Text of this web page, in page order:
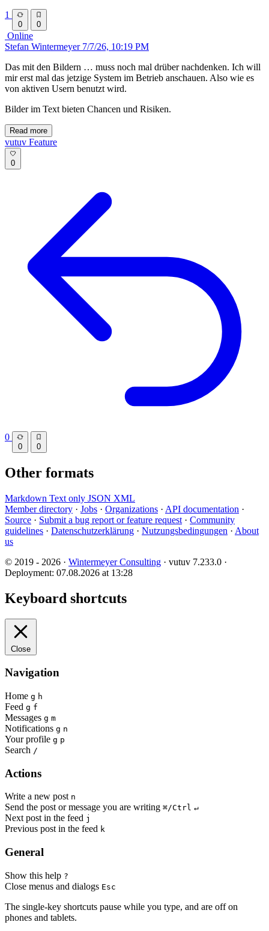
1
0 0
Online
Stefan Wintermeyer 7/7/26, 10:19 PM
Das mit den Bildern … muss noch mal drüber nachdenken. Ich will
mir erst mal das jetzige System im Betrieb anschauen. Also wie es
von aktiven Usern benutzt wird.
Bilder im Text bieten Chancen und Risiken.
Read more
vutuv Feature
0
0
0 0
Other formats
Markdown Text only JSON XML
Member directory · Jobs · Organizations · API documentation ·
Source · Submit a bug report or feature request · Community
guidelines · Datenschutzerklärung · Nutzungsbedingungen · About
us
© 2019 - 2026 · Wintermeyer Consulting · vutuv 7.233.0 ·
Deployment: 07.08.2026 at 13:28
Keyboard shortcuts
Close
Navigation
Home g h
Feed g f
Messages g m
Notifications g n
Your profile g p
Search /
Actions
Write a new post n
Send the post or message you are writing ⌘/Ctrl ↵
Next post in the feed j
Previous post in the feed k
General
Show this help ?
Close menus and dialogs Esc
The single-key shortcuts pause while you type, and are off on
phones and tablets.